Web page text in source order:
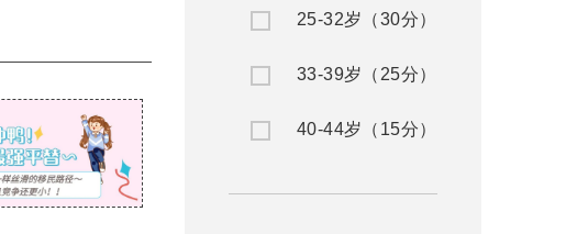
25-32岁（30分）
33-39岁（25分）
40-44岁（15分）